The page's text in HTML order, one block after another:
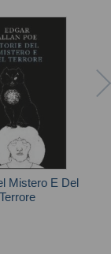
Mistero E Del
Terrore